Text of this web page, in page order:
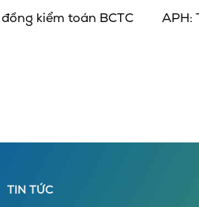
kiểm toán BCTC
APH:
TIN TỨC